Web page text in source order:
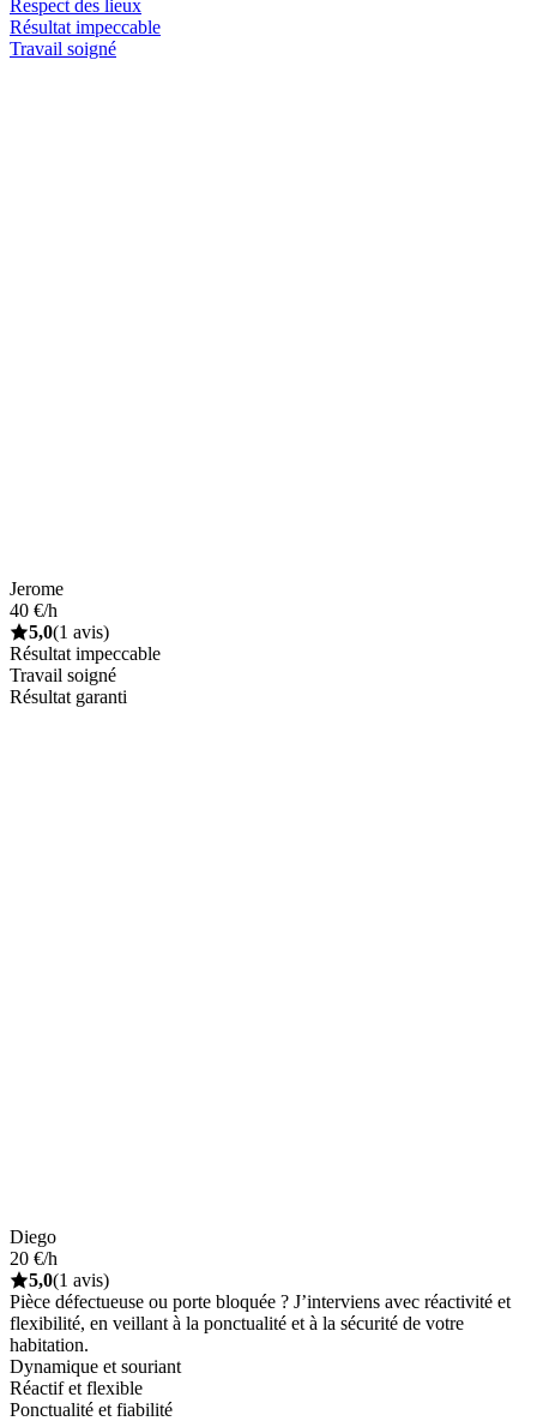
Respect des lieux
Résultat impeccable
Travail soigné
Jerome
40 €/h
5,0(1 avis)
Résultat impeccable
Travail soigné
Résultat garanti
Diego
20 €/h
5,0(1 avis)
Pièce défectueuse ou porte bloquée ? J’interviens avec réactivité et
flexibilité, en veillant à la ponctualité et à la sécurité de votre
habitation.
Dynamique et souriant
Réactif et flexible
Ponctualité et fiabilité